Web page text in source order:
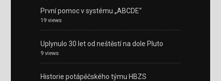
První pomoc v systému „ABCDE“
19 views
Uplynulo 30 let od neštěstí na dole Pluto
9 views
Historie potápěčského týmu HBZS